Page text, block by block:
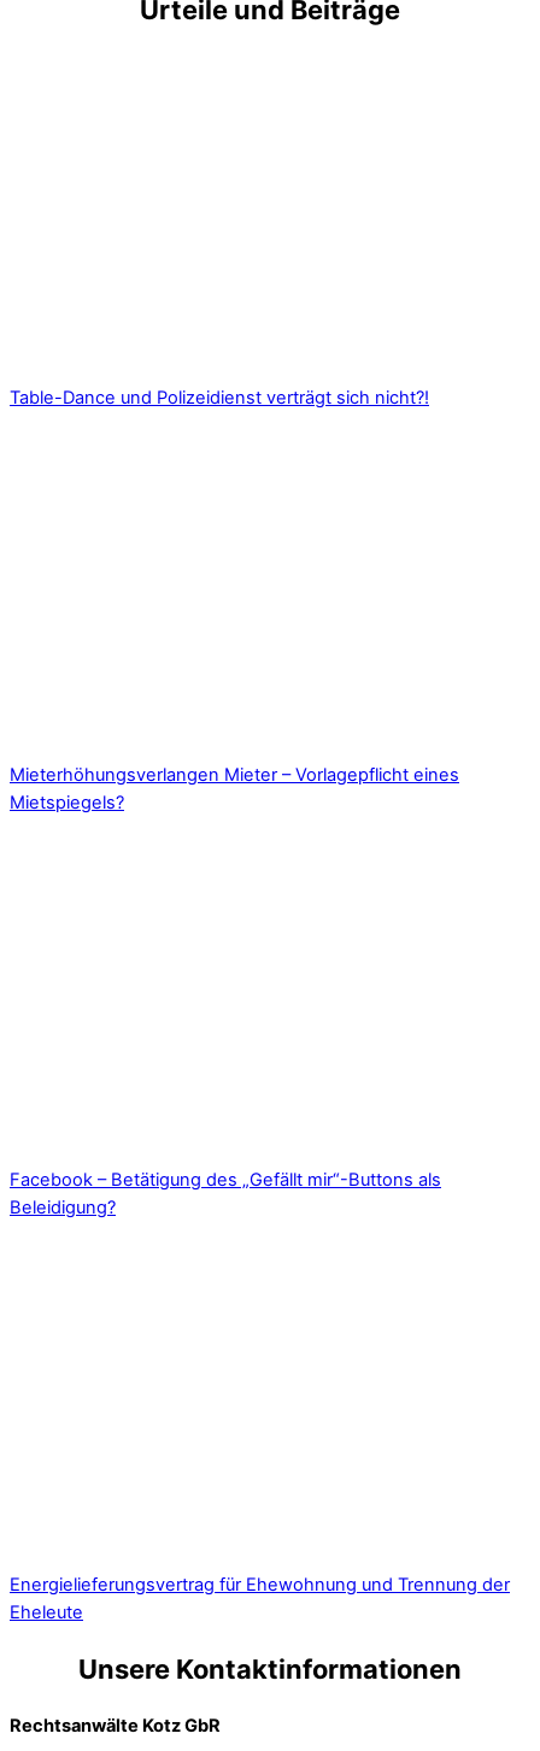
Urteile und Beiträge
Table-Dance und Polizeidienst verträgt sich nicht?!
Mieterhöhungsverlangen Mieter – Vorlagepflicht eines
Mietspiegels?
Facebook – Betätigung des „Gefällt mir“-Buttons als
Beleidigung?
Energielieferungsvertrag für Ehewohnung und Trennung der
Eheleute
Unsere Kontaktinformationen
Rechtsanwälte Kotz GbR